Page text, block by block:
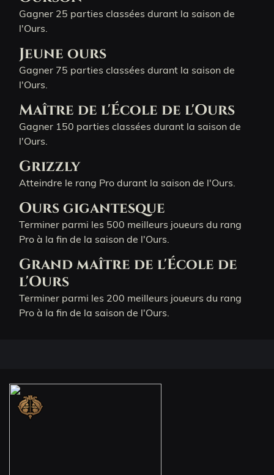
Gagner 25 parties classées durant la saison de
l'Ours.
Jeune ours
Gagner 75 parties classées durant la saison de
l'Ours.
Maître de l'École de l'Ours
Gagner 150 parties classées durant la saison de
l'Ours.
Grizzly
Atteindre le rang Pro durant la saison de l'Ours.
Ours gigantesque
Terminer parmi les 500 meilleurs joueurs du rang
Pro à la fin de la saison de l'Ours.
Grand maître de l'École de
l'Ours
Terminer parmi les 200 meilleurs joueurs du rang
Pro à la fin de la saison de l'Ours.